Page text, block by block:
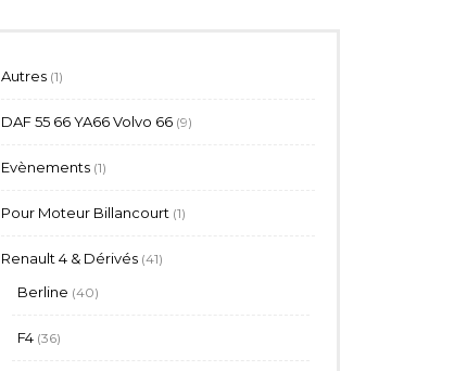
Autres 11
DAF 55 66 YA66 Volvo 66 99
Evènements 11
Pour Moteur Billancourt 11
Renault 4 & Dérivés 4141
Berline 4040
F4 3636